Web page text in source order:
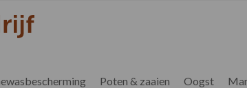
Poten & zaaien Oogst